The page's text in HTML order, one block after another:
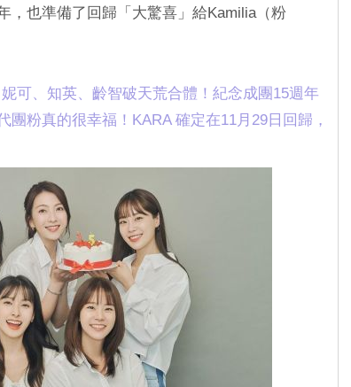
，也準備了回歸「大驚喜」給Kamilia（粉
可、知英、齡智破天荒合體！紀念成團15週年
團粉真的很幸福！KARA 確定在11月29日回歸，